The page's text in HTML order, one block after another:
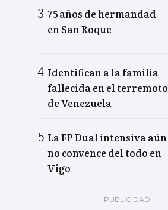
75 años de hermandad
en San Roque
Identifican a la familia
fallecida en el terremoto
de Venezuela
La FP Dual intensiva aún
no convence del todo en
Vigo